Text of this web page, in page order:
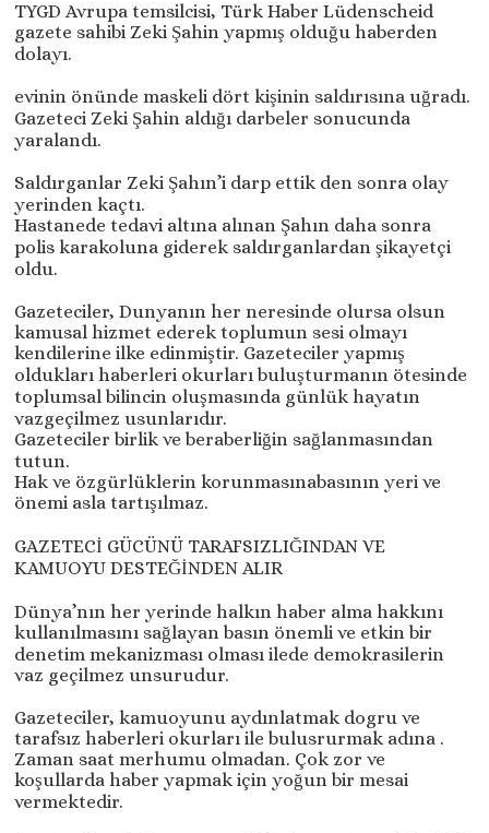
TYGD Avrupa temsilcisi, Türk Haber Lüdenscheid
gazete sahibi Zeki Şahin yapmış olduğu haberden
dolayı.
evinin önünde maskeli dört kişinin saldırısına uğradı.
Gazeteci Zeki Şahin aldığı darbeler sonucunda
yaralandı.
Saldırganlar Zeki Şahın’i darp ettik den sonra olay
yerinden kaçtı.
Hastanede tedavi altına alınan Şahın daha sonra
polis karakoluna giderek saldırganlardan şikayetçi
oldu.
Gazeteciler, Dunyanın her neresinde olursa olsun
kamusal hizmet ederek toplumun sesi olmayı
kendilerine ilke edinmiştir. Gazeteciler yapmış
oldukları haberleri okurları buluşturmanın ötesinde
toplumsal bilincin oluşmasında günlük hayatın
vazgeçilmez usunlarıdır.
Gazeteciler birlik ve beraberliğin sağlanmasından
tutun.
Hak ve özgürlüklerin korunmasınabasının yeri ve
önemi asla tartışılmaz.
GAZETECİ GÜCÜNÜ TARAFSIZLIĞINDAN VE
KAMUOYU DESTEĞİNDEN ALIR
Dünya’nın her yerinde halkın haber alma hakkını
kullanılmasını sağlayan basın önemli ve etkin bir
denetim mekanizması olması ilede demokrasilerin
vaz geçilmez unsurudur.
Gazeteciler, kamuoyunu aydınlatmak dogru ve
tarafsız haberleri okurları ile bulusrurmak adına .
Zaman saat merhumu olmadan. Çok zor ve
koşullarda haber yapmak için yoğun bir mesai
vermektedir.